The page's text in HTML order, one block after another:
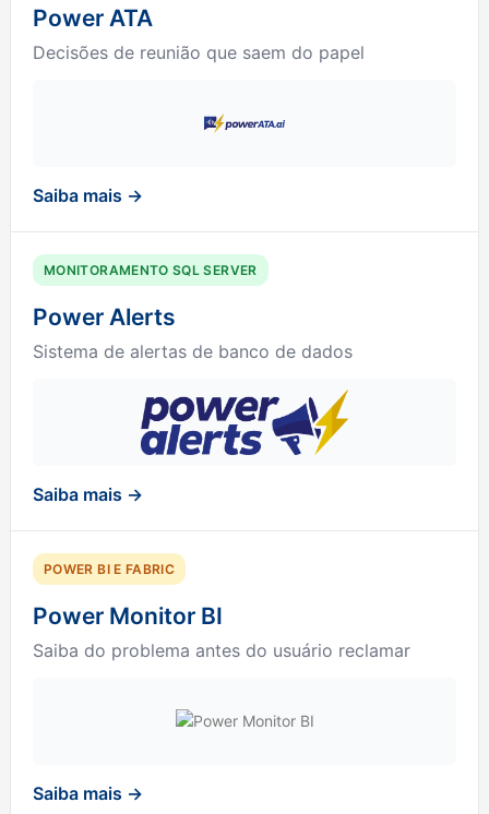
Power ATA
Decisões de reunião que saem do papel
Saiba mais →
MONITORAMENTO SQL SERVER
Power Alerts
Sistema de alertas de banco de dados
Saiba mais →
POWER BI E FABRIC
Power Monitor BI
Saiba do problema antes do usuário reclamar
Saiba mais →